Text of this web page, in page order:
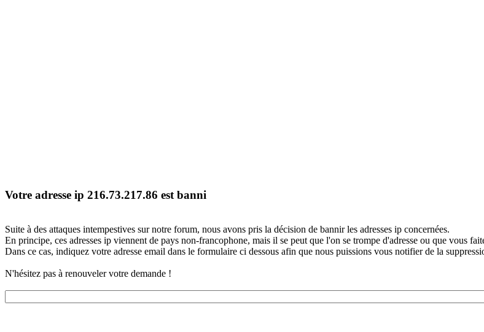
Votre adresse ip 216.73.217.86 est banni
Suite à des attaques intempestives sur notre forum, nous avons pris la décision de bannir les adresses ip concernées.
En principe, ces adresses ip viennent de pays non-francophone, mais il se peut que l'on se trompe d'adresse ou que vous
Dans ce cas, indiquez votre adresse email dans le formulaire ci dessous afin que nous puissions vous notifier de la
N'hésitez pas à renouveler votre demande !